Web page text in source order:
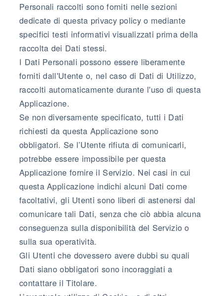
Personali raccolti sono forniti nelle sezioni
dedicate di questa privacy policy o mediante
specifici testi informativi visualizzati prima della
raccolta dei Dati stessi.
I Dati Personali possono essere liberamente
forniti dall'Utente o, nel caso di Dati di Utilizzo,
raccolti automaticamente durante l'uso di questa
Applicazione.
Se non diversamente specificato, tutti i Dati
richiesti da questa Applicazione sono
obbligatori. Se l’Utente rifiuta di comunicarli,
potrebbe essere impossibile per questa
Applicazione fornire il Servizio. Nei casi in cui
questa Applicazione indichi alcuni Dati come
facoltativi, gli Utenti sono liberi di astenersi dal
comunicare tali Dati, senza che ciò abbia alcuna
conseguenza sulla disponibilità del Servizio o
sulla sua operatività.
Gli Utenti che dovessero avere dubbi su quali
Dati siano obbligatori sono incoraggiati a
contattare il Titolare.